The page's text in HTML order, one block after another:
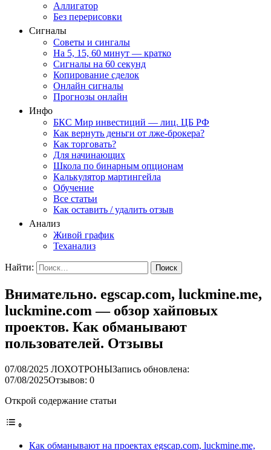
Аллигатор
Без перерисовки
Сигналы
Советы и сингалы
На 5, 15, 60 минут — кратко
Сигналы на 60 секунд
Копирование сделок
Онлайн сигналы
Прогнозы онлайн
Инфо
БКС Мир инвестиций — лиц. ЦБ РФ
Как вернуть деньги от лже-брокера?
Как торговать?
Для начинающих
Школа по бинарным опционам
Калькулятор мартингейла
Обучение
Все статьи
Как оставить / удалить отзыв
Анализ
Живой график
Теханализ
Найти:
Внимательно. egscap.com, luckmine.me,
luckmine.com — обзор хайповых
проектов. Как обманывают
пользователей. Отзывы
07/08/2025 ЛОХОТРОНЫЗапись обновлена:
07/08/2025Отзывов: 0
Открой содержание статьи
Как обманывают на проектах egscap.com, luckmine.me,